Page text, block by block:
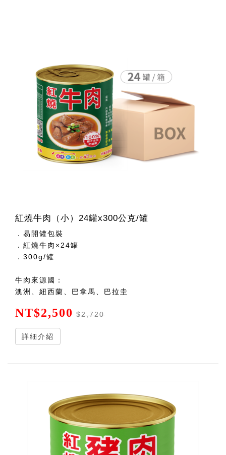
紅燒牛肉（小）24罐x300公克/罐
．易開罐包裝
．紅燒牛肉×24罐
．300g/罐
牛肉來源國：
澳洲、紐西蘭、巴拿馬、巴拉圭
NT$2,500 $2,720
詳細介紹